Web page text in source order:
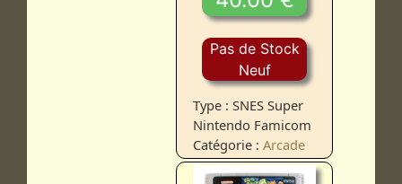
Pas de Stock
Neuf
Type : SNES Super
Nintendo Famicom
Catégorie :Arcade